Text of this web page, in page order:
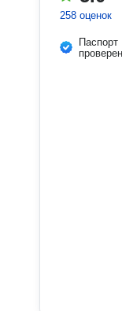
258 оценок
Паспорт
проверен